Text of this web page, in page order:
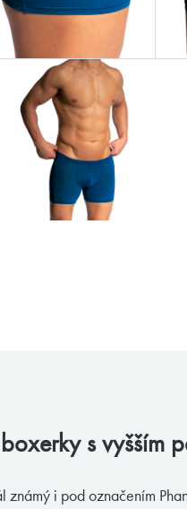
s vyšším
známý i pod označením